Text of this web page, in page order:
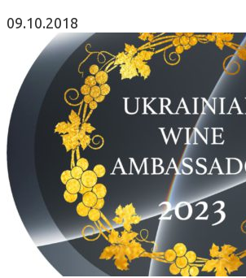
09.10.2018